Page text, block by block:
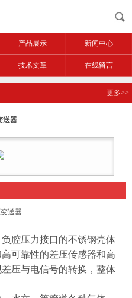
产品展示 新闻中心
技术文章 在线留言
更多>>
送器
腔压力接口的不锈钢壳体
可靠性的差压传感器和高
压与电信号的转换，整体